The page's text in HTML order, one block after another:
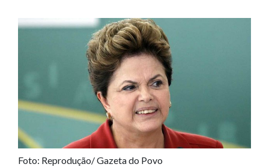
Foto: Reprodução/ Gazeta do Povo